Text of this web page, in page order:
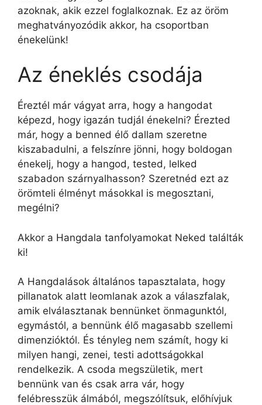
azoknak, akik ezzel foglalkoznak. Ez az öröm
meghatványozódik akkor, ha csoportban
énekelünk!
Az éneklés csodája
Éreztél már vágyat arra, hogy a hangodat
képezd, hogy igazán tudjál énekelni? Érezted
már, hogy a benned élő dallam szeretne
kiszabadulni, a felszínre jönni, hogy boldogan
énekelj, hogy a hangod, tested, lelked
szabadon szárnyalhasson? Szeretnéd ezt az
örömteli élményt másokkal is megosztani,
megélni?
Akkor a Hangdala tanfolyamokat Neked találták
ki!
A Hangdalások általános tapasztalata, hogy
pillanatok alatt leomlanak azok a válaszfalak,
amik elválasztanak bennünket önmagunktól,
egymástól, a bennünk élő magasabb szellemi
dimenzióktól. És tényleg nem számít, hogy ki
milyen hangi, zenei, testi adottságokkal
rendelkezik. A csoda megszületik, mert
bennünk van és csak arra vár, hogy
felébresszük álmából, megszólítsuk, előhívjuk